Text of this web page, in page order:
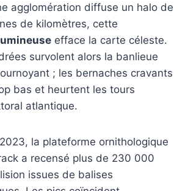
agglomération diffuse un halo de
de kilomètres, cette
efface la carte céleste.
survolent alors la banlieue
; les bernaches cravants
bas et heurtent les tours
atlantique.
la plateforme ornithologique
a recensé plus de 230 000
issues de balises